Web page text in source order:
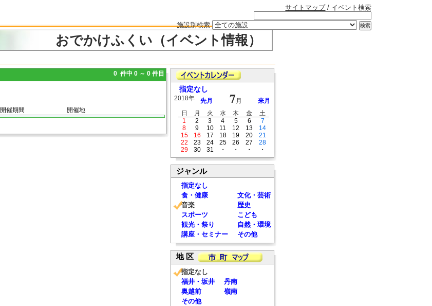
サイトマップ/ イベント検索
施設別検索
おでかけふくい（イベント情報）
0 件中 0 ～ 0 件目
開催期間 開催地
指定なし
2018年 先月 7 月
来月
日
月 火 水 木 金
土
1
2 3 4 5 6
7
8
9 10 11 12 13
14
15
16 17 18 19 20
21
22
23 24 25 26 27
28
29
30 31 ・ ・ ・ ・
ジャンル
指定なし
食・健康
文化・芸術
音楽
歴史
スポーツ
こども
観光・祭り
自然・環境
講座・セミナー
その他
地 区
指定なし
福井・坂井
丹南
奥越前
嶺南
その他